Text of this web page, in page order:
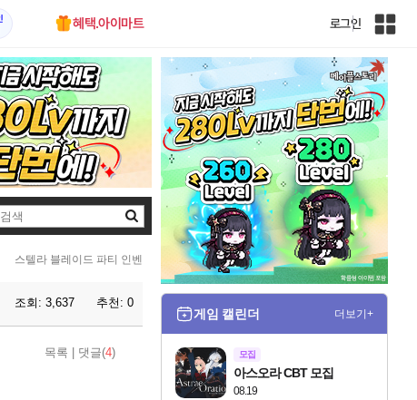
혜택.아이마트 로그인
인
전
체
사
이
검
스텔라 블레이드 파티 인벤
조회: 3,637 추천: 0
목록 댓글(4)
게임 캘린더 더보기+
모집
08.19
아스오라 CBT 모집